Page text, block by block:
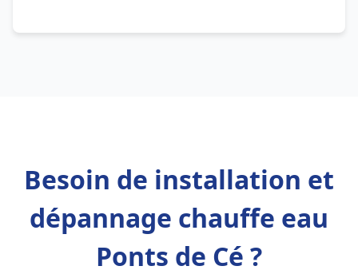
Besoin de installation et
dépannage chauffe eau
Ponts de Cé ?